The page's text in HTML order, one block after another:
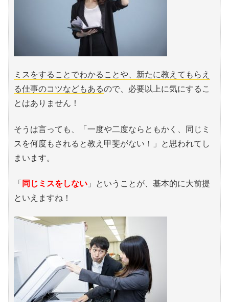
ミスをすることでわかることや、新たに教えてもらえ
る仕事のコツなどもあるので、必要以上に気にするこ
とはありません！
そうは言っても、「一度や二度ならともかく、同じミ
スを何度もされると教え甲斐がない！」と思われてし
まいます。
「 同じミスをしない 」ということが、基本的に大前提
といえますね！